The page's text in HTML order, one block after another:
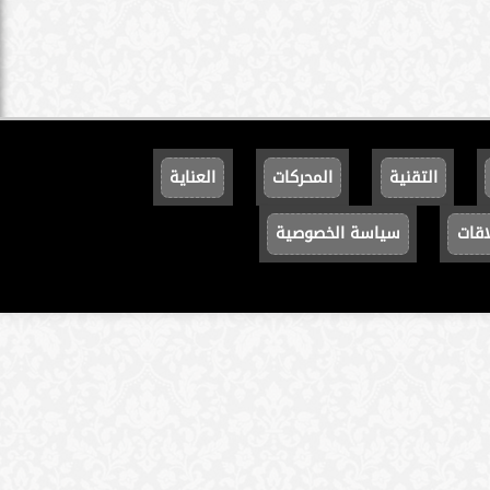
التقنية المحركات
العناية
سياسة الخصوصية